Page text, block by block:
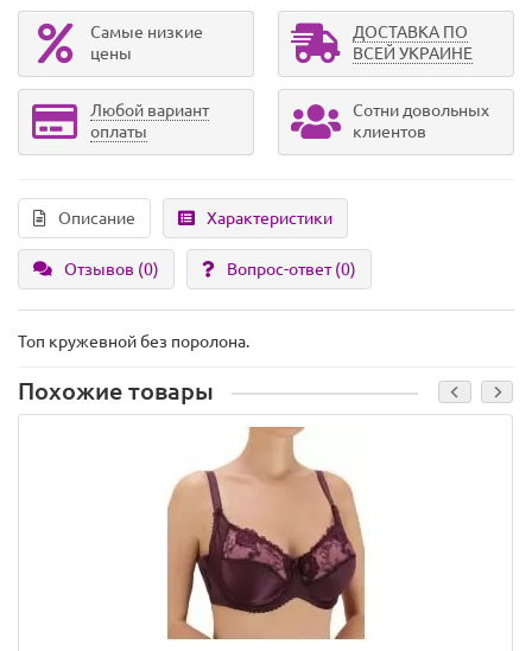
Самые низкие
цены
ДОСТАВКА ПО
ВСЕЙ УКРАИНЕ
Любой вариант
оплаты
Сотни довольных
клиентов
Описание Характеристики
Отзывов (0) Вопрос-ответ(0)
Топ кружевной без поролона.
Похожие товары